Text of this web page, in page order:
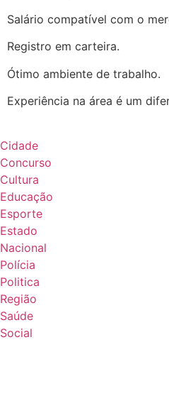
Salário compatível com o
Registro em carteira.
Ótimo ambiente de trabalho.
Experiência na área é um
Cidade
Concurso
Cultura
Educação
Esporte
Estado
Nacional
Polícia
Politica
Região
Saúde
Social